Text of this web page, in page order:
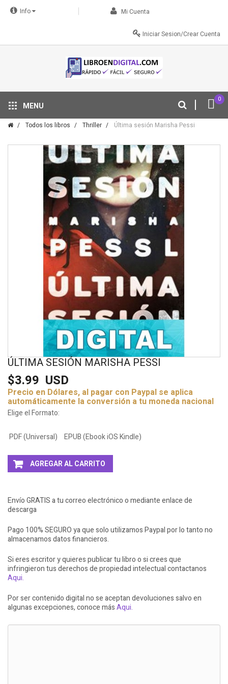
Info Mi Cuenta
Iniciar Sesion/Crear Cuenta
0
MENU
Tu descuento se aplica automáticamente en el carrito
Todos los libros Thriller Última sesión Marisha Pessi
ÚLTIMA SESIÓN MARISHA PESSI
$3.99 USD
Precio en Dólares, al pagar con Paypal se aplica
automáticamente la conversión a tu moneda nacional
Elige el Formato:
PDF (Universal) EPUB (Ebook iOS Kindle)
AGREGAR AL CARRITO
Envío GRATIS a tu correo electrónico o mediante enlace de
descarga
Pago 100% SEGURO ya que solo utilizamos Paypal por lo tanto no
almacenamos datos financieros.
Si eres escritor y quieres publicar tu libro o si crees que
infringieron tus derechos de propiedad intelectual contactanos
Aqui.
Por ser contenido digital no se aceptan devoluciones salvo en
algunas excepciones, conoce másAqui.